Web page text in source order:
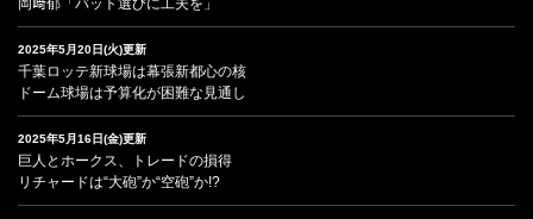
岡﨑郁「バット選びに工夫を」
2025年5月20日(火)更新
千葉ロッテ新球場は幕張新都心の核
ドーム球場は予算化が困難な見通し
2025年5月16日(金)更新
巨人とホークス、トレードの損得
リチャードは“大砲”か“空砲”か!?